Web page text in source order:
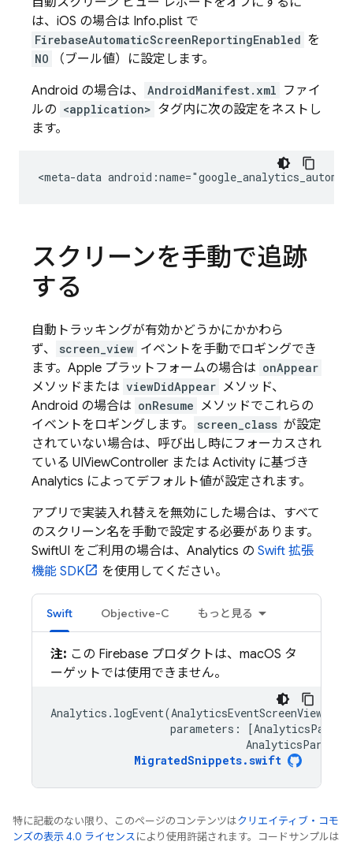
は、iOS の場合は Info.plist で
FirebaseAutomaticScreenReportingEnabled を
NO
（ブール値）に設定します。
Android の場合は、
AndroidManifest.xml ファイ
ルの <application> タグ内に次の設定をネストし
ます。
<meta-data
スクリーンを手動で追跡
する
自動トラッキングが有効かどうかにかかわら
ず、
screen_view イベントを手動でロギングでき
ます。Apple プラットフォームの場合は onAppear
メソッドまたは viewDidAppear メソッド、
Android の場合は onResume メソッドでこれらの
イベントをロギングします。
screen_class が設定
されていない場合は、呼び出し時にフォーカスされ
ている UIViewController または Activity に基づき
Analytics によってデフォルト値が設定されます。
アプリで実装入れ替えを無効にした場合は、すべて
のスクリーン名を手動で設定する必要があります。
SwiftUI をご利用の場合は、 Analytics の Swift 拡張
機能 SDK
を使用してください。
Swift Objective-C もっと見る
注: この Firebase プロダクトは、macOS タ
ーゲットでは使用できません。
Analytics . logEvent(AnalyticsEventScreenView
parameters : [
MigratedSnippets.swift
特に記載のない限り、このページのコンテンツはクリエイティブ・コモ
ンズの表示 4.0 ライセンスにより使用許諾されます。コードサンプルは